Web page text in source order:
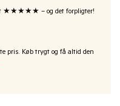
★★★★★ – og det forpligter!
pris. Køb trygt og få altid den